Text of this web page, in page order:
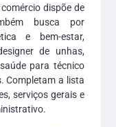
dispõe de
busca por
e bem-estar,
de unhas,
para técnico
Completam a lista
serviços gerais e